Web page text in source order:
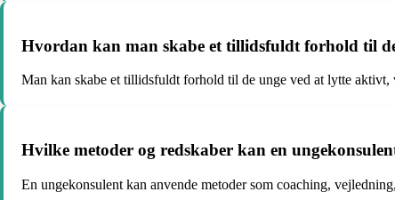
Hvordan kan man skabe et tillidsfuldt forhold til
Man kan skabe et tillidsfuldt forhold til de unge ved at lytte
Hvilke metoder og redskaber kan en
En ungekonsulent kan anvende metoder som coaching,